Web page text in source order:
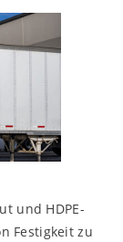
und HDPE-
Festigkeit zu